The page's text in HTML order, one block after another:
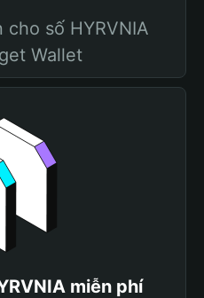
số HYRVNIA
Wallet
miễn phí